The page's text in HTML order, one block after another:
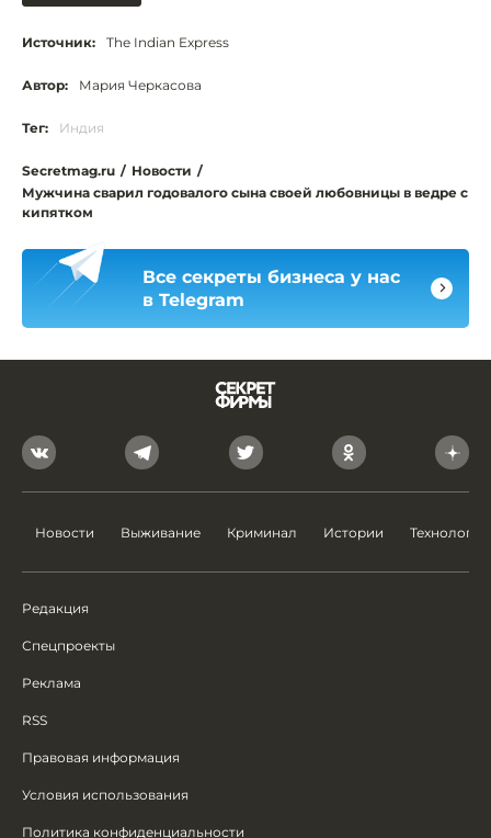
Источник: The Indian Express
Автор: Мария Черкасова
Тег: Индия
Secretmag.ru / Новости /
Мужчина сварил годовалого сына своей любовницы в ведре с
кипятком
Все секреты бизнеса у нас
в Telegram
Новости Выживание Криминал Истории Технологии
Редакция
Спецпроекты
Реклама
RSS
Правовая информация
Условия использования
Политика конфиденциальности